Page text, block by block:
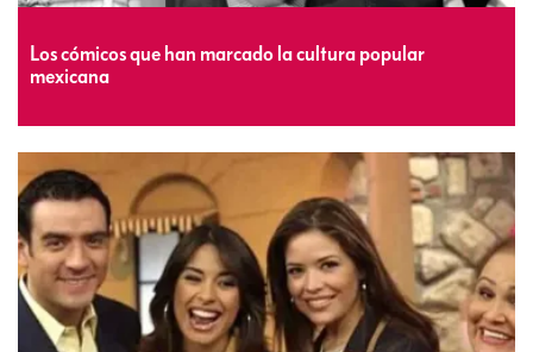
Los cómicos que han marcado la cultura popular
mexicana